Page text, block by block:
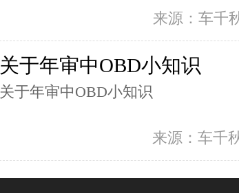
来源：车千
关于年审中OBD小知识
关于年审中OBD小知识
来源：车千